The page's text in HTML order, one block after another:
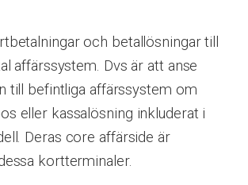
och betallösningar till
affärssystem. Dvs är att anse
till befintliga affärssystem om
eller kassalösning inkluderat i
Deras core affärside är
kortterminaler.